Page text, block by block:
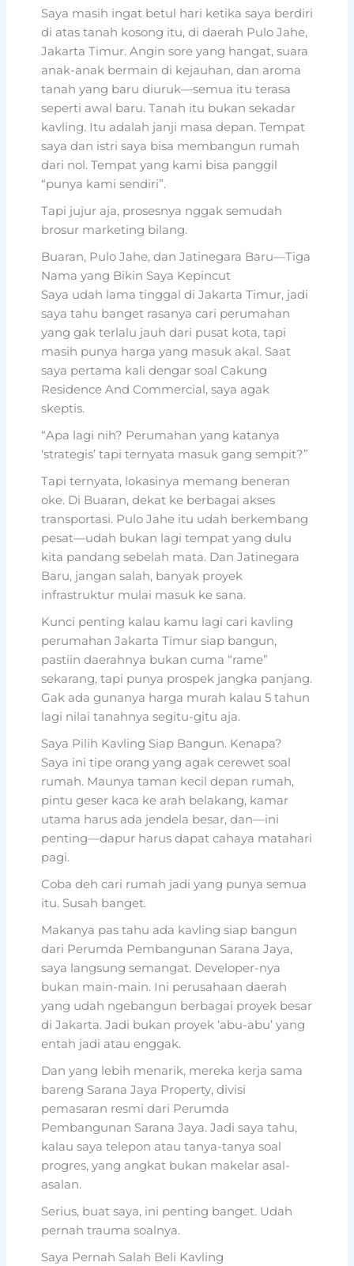
Saya masih ingat betul hari ketika saya berdiri
di atas tanah kosong itu, di daerah Pulo Jahe,
Jakarta Timur. Angin sore yang hangat, suara
anak-anak bermain di kejauhan, dan aroma
tanah yang baru diuruk—semua itu terasa
seperti awal baru. Tanah itu bukan sekadar
kavling. Itu adalah janji masa depan. Tempat
saya dan istri saya bisa membangun rumah
dari nol. Tempat yang kami bisa panggil
“punya kami sendiri”.
Tapi jujur aja, prosesnya nggak semudah
brosur marketing bilang.
Buaran, Pulo Jahe, dan Jatinegara Baru—Tiga
Nama yang Bikin Saya Kepincut
Saya udah lama tinggal di Jakarta Timur, jadi
saya tahu banget rasanya cari perumahan
yang gak terlalu jauh dari pusat kota, tapi
masih punya harga yang masuk akal. Saat
saya pertama kali dengar soal Cakung
Residence And Commercial, saya agak
skeptis.
“Apa lagi nih? Perumahan yang katanya
‘strategis’ tapi ternyata masuk gang sempit?”
Tapi ternyata, lokasinya memang beneran
oke. Di Buaran, dekat ke berbagai akses
transportasi. Pulo Jahe itu udah berkembang
pesat—udah bukan lagi tempat yang dulu
kita pandang sebelah mata. Dan Jatinegara
Baru, jangan salah, banyak proyek
infrastruktur mulai masuk ke sana.
Kunci penting kalau kamu lagi cari kavling
perumahan Jakarta Timur siap bangun,
pastiin daerahnya bukan cuma “rame”
sekarang, tapi punya prospek jangka panjang.
Gak ada gunanya harga murah kalau 5 tahun
lagi nilai tanahnya segitu-gitu aja.
Saya Pilih Kavling Siap Bangun. Kenapa?
Saya ini tipe orang yang agak cerewet soal
rumah. Maunya taman kecil depan rumah,
pintu geser kaca ke arah belakang, kamar
utama harus ada jendela besar, dan—ini
penting—dapur harus dapat cahaya matahari
pagi.
Coba deh cari rumah jadi yang punya semua
itu. Susah banget.
Makanya pas tahu ada kavling siap bangun
dari Perumda Pembangunan Sarana Jaya,
saya langsung semangat. Developer-nya
bukan main-main. Ini perusahaan daerah
yang udah ngebangun berbagai proyek besar
di Jakarta. Jadi bukan proyek ‘abu-abu’ yang
entah jadi atau enggak.
Dan yang lebih menarik, mereka kerja sama
bareng Sarana Jaya Property, divisi
pemasaran resmi dari Perumda
Pembangunan Sarana Jaya. Jadi saya tahu,
kalau saya telepon atau tanya-tanya soal
progres, yang angkat bukan makelar asal-
asalan.
Serius, buat saya, ini penting banget. Udah
pernah trauma soalnya.
Saya Pernah Salah Beli Kavling